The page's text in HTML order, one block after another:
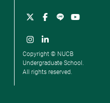
Copyright © NUCB
Undergraduate School.
All rights reserved.